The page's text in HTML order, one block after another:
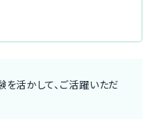
を活かして、ご活躍いただ